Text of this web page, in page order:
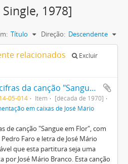
1978]
Título Direção: Descendente
relacionados
Excluir
Partitura e cifras da canção "Sangue em Flor"
05-014 Item
[década de 1970]
em caixas de José Mário
de canção "Sangue em Flor", com
Faro e letra de José Mário
que esta partitura seja uma
por José Mário Branco. Esta canção